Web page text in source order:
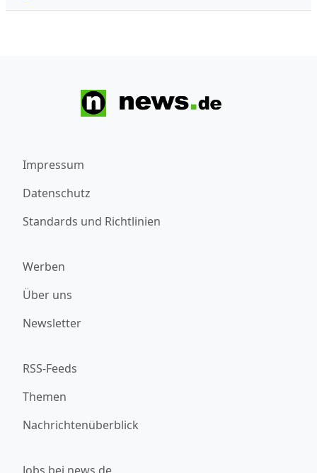
Impressum
Datenschutz
Standards und Richtlinien
Werben
Über uns
Newsletter
RSS-Feeds
Themen
Nachrichtenüberblick